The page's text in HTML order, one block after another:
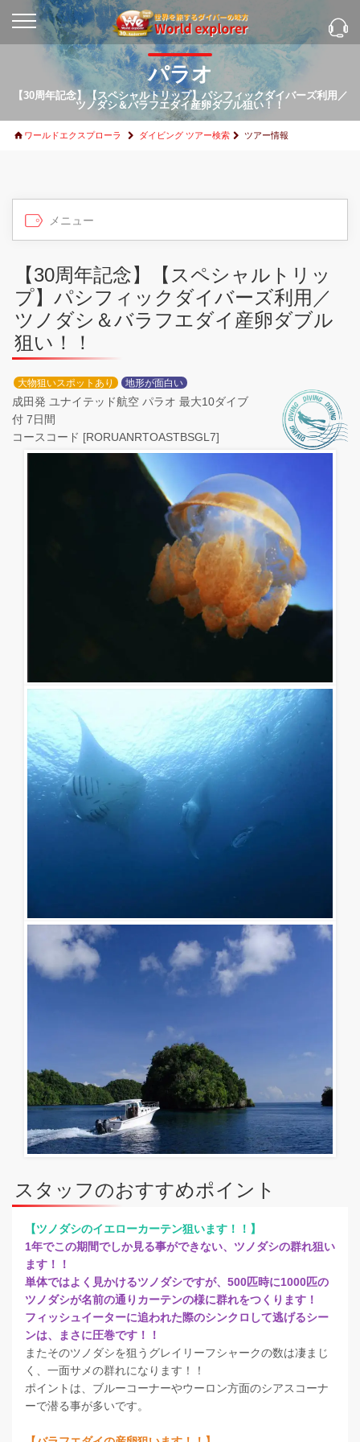
パラオ
【30周年記念】【スペシャルトリップ】パシフィックダイバーズ利用／
ツノダシ＆バラフエダイ産卵ダブル狙い！！
ワールドエクスプローラ ダイビング ツアー検索 ツアー情報
【30周年記念】【スペシャルトリッ
プ】パシフィックダイバーズ利用／
ツノダシ＆バラフエダイ産卵ダブル
狙い！！
大物狙いスポットあり 地形が面白い
成田発 ユナイテッド航空 パラオ 最大10ダイブ
付 7日間
コースコード [RORUANRTOASTBSGL7]
スタッフのおすすめポイント
【ツノダシのイエローカーテン狙います！！】
1年でこの期間でしか見る事ができない、ツノダシの群れ狙い
ます！！
単体ではよく見かけるツノダシですが、500匹時に1000匹の
ツノダシが名前の通りカーテンの様に群れをつくります！
フィッシュイーターに追われた際のシンクロして逃げるシー
ンは、まさに圧巻です！！
またそのツノダシを狙うグレイリーフシャークの数は凄まじ
く、一面サメの群れになります！！
​​​ポイントは、ブルーコーナーやウーロン方面のシアスコーナ
ーで潜る事が多いです。